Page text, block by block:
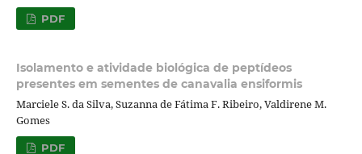
PDF
Isolamento e atividade biológica de peptídeos
presentes em sementes de canavalia ensiformis
Marciele S. da Silva, Suzanna de Fátima F. Ribeiro, Valdirene M.
Gomes
PDF